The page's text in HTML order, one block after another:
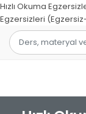
Hızlı Okuma
Egzersizleri